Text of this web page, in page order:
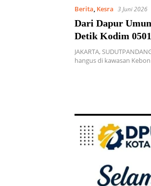
Berita, Kesra 3 Juni 2026
Dari Dapur
Detik Kodim
Tengah Musibah
JAKARTA,
hangus di kawasan